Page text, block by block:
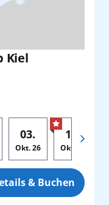
Kiel
03.
Okt.26
17.
Okt.
& Buchen